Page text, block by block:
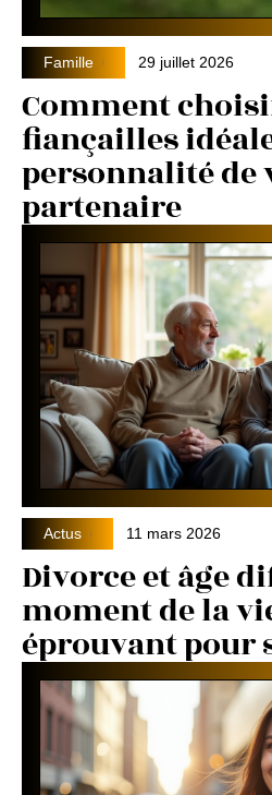
Famille 29 juillet 2026
Comment
fiançailles
personnalité de
partenaire
Actus 11 mars 2026
Divorce et âge
moment de la
éprouvant pour